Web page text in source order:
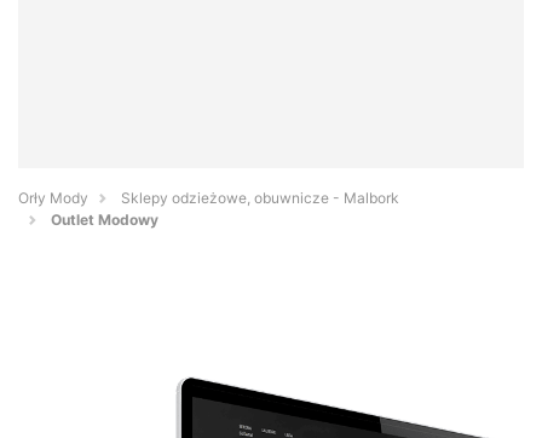
Orły Mody
Sklepy odzieżowe, obuwnicze - Malbork
Outlet Modowy